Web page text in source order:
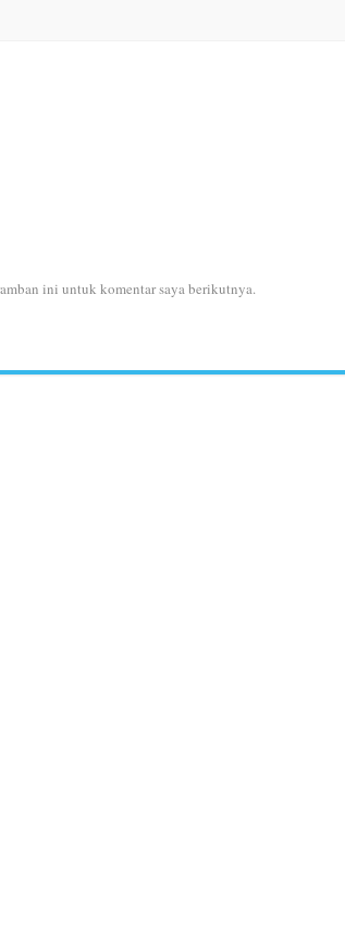
ini untuk komentar saya berikutnya.